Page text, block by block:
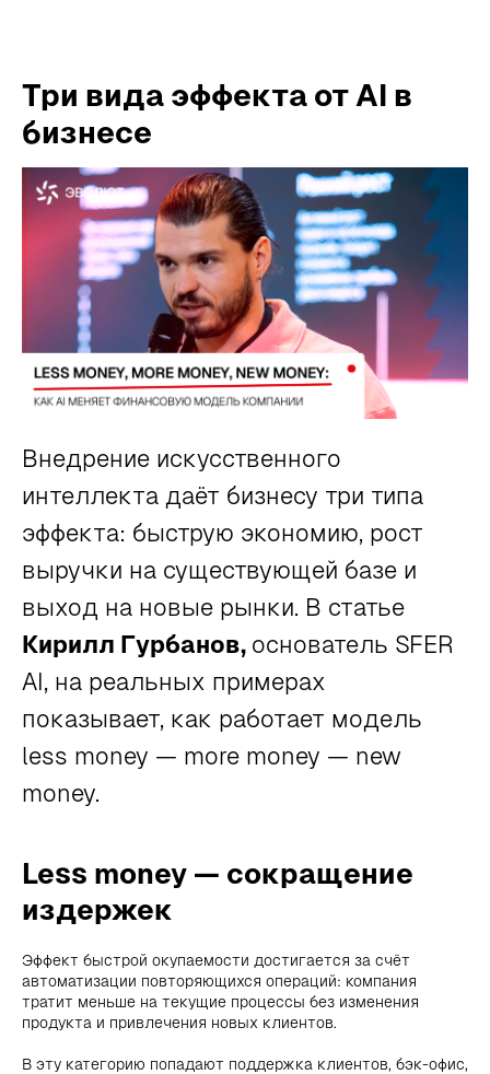
Три вида эффекта от AI в
бизнесе
Внедрение искусственного
интеллекта даёт бизнесу три типа
эффекта: быструю экономию, рост
выручки на существующей базе и
выход на новые рынки. В статье
Кирилл Гурбанов, основатель SFER
AI, на реальных примерах
показывает, как работает модель
less money — more money — new
money.
Less money — сокращение
издержек
Эффект быстрой окупаемости достигается за счёт
автоматизации повторяющихся операций: компания
тратит меньше на текущие процессы без изменения
продукта и привлечения новых клиентов.
В эту категорию попадают поддержка клиентов, бэк-офис,